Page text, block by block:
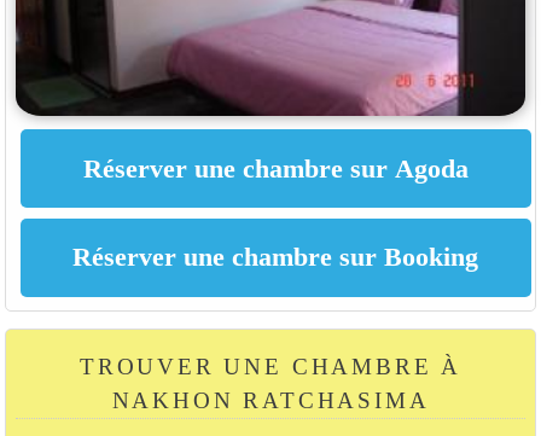
TROUVER UNE CHAMBRE À
NAKHON RATCHASIMA